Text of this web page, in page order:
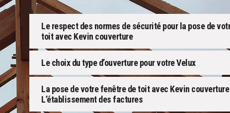
Le respect des normes de sécurité pour la pose de
toit avec Kevin couverture
Le choix du type d’ouverture pour votre Velux
La pose de votre fenêtre de toit avec Kevin couverture
L’établissement des factures